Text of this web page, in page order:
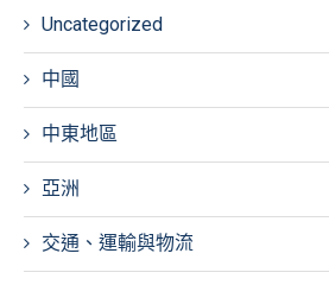
Uncategorized
中國
中東地區
亞洲
交通、運輸與物流